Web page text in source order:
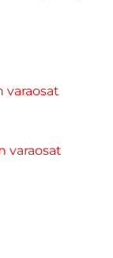
varaosat
varaosat